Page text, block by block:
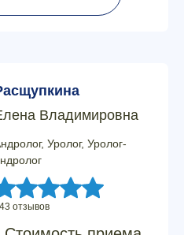
Владимировна
Уролог, Уролог-
отзывов